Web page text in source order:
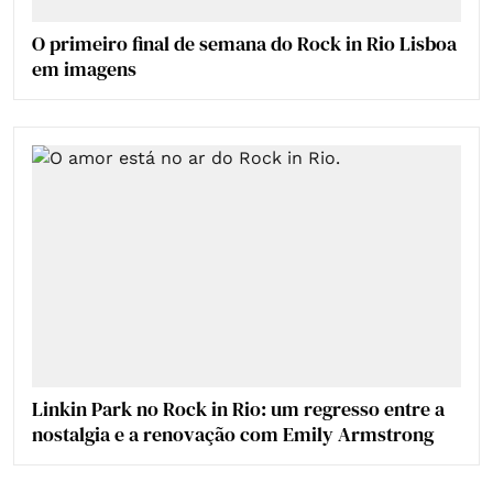
O primeiro final de semana do Rock in Rio Lisboa
em imagens
Linkin Park no Rock in Rio: um regresso entre a
nostalgia e a renovação com Emily Armstrong